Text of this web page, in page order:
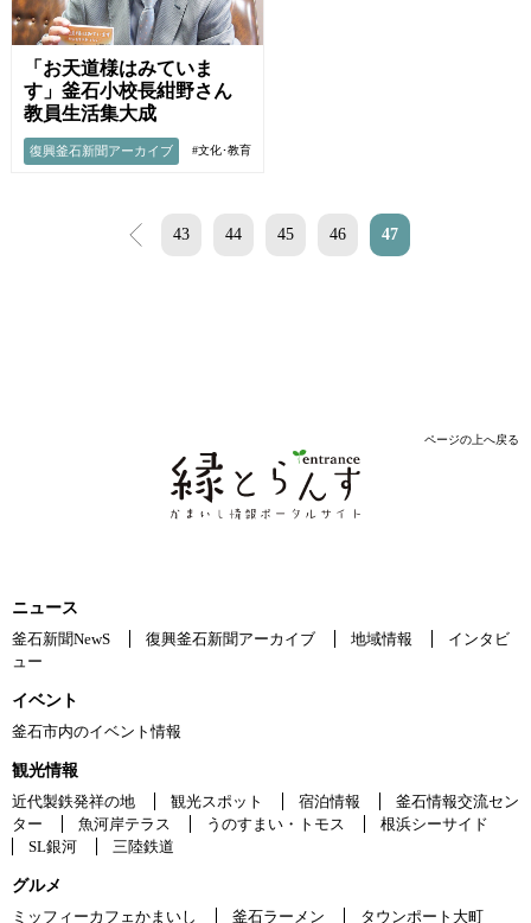
「お天道様はみていま
す」釜石小校長紺野さん
教員生活集大成
復興釜石新聞アーカイブ #文化･教育
< 43 44 45 46 47
ページの上へ戻る
ニュース
釜石新聞NewS
復興釜石新聞アーカイブ 地域情報
インタビ
ュー
イベント
釜石市内のイベント情報
観光情報
近代製鉄発祥の地
観光スポット 宿泊情報
釜石情報交流セン
ター
魚河岸テラス うのすまい・トモス
根浜シーサイド
SL銀河
三陸鉄道
グルメ
ミッフィーカフェかまいし
釜石ラーメン タウンポート大町